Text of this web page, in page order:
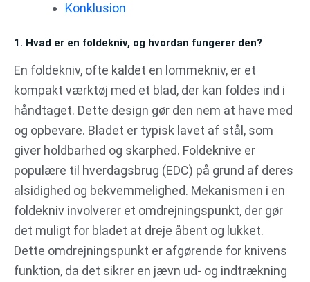
Konklusion
1. Hvad er en foldekniv, og hvordan fungerer den?
En foldekniv, ofte kaldet en lommekniv, er et
kompakt værktøj med et blad, der kan foldes ind i
håndtaget. Dette design gør den nem at have med
og opbevare. Bladet er typisk lavet af stål, som
giver holdbarhed og skarphed. Foldeknive er
populære til hverdagsbrug (EDC) på grund af deres
alsidighed og bekvemmelighed. Mekanismen i en
foldekniv involverer et omdrejningspunkt, der gør
det muligt for bladet at dreje åbent og lukket.
Dette omdrejningspunkt er afgørende for knivens
funktion, da det sikrer en jævn ud- og indtrækning